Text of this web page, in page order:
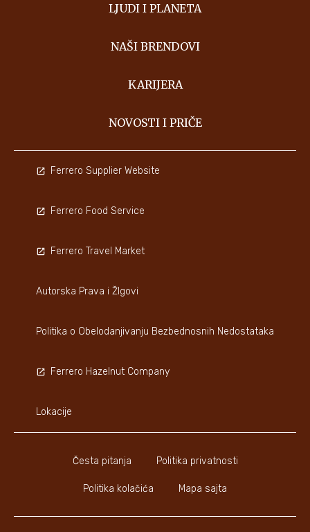
LJUDI I PLANETA
NAŠI BRENDOVI
KARIJERA
NOVOSTI I PRIČE
Česta pitanja Politika privatnosti
Politika kolačića Mapa sajta
Ferrero Supplier Website
Ferrero Food Service
Ferrero Travel Market
Autorska Prava i ŽIgovi
Politika o Obelodanjivanju Bezbednosnih Nedostataka
Ferrero Hazelnut Company
Lokacije